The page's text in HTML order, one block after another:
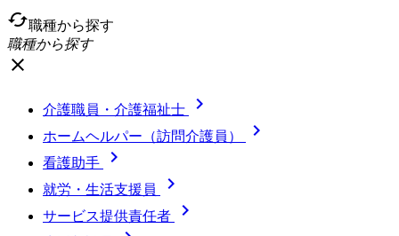
cached職種から探す
職種から探す
close
介護職員・介護福祉士 
ホームヘルパー（訪問介護員） 
看護助手 
就労・生活支援員 
サービス提供責任者 